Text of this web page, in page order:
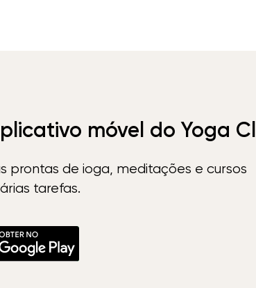
móvel do Yoga
prontas de ioga, meditações e cursos
tarefas.